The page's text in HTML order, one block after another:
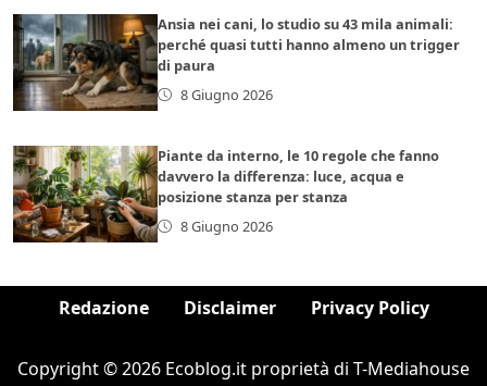
Ansia nei cani, lo studio su 43 mila animali:
perché quasi tutti hanno almeno un trigger
di paura
8 Giugno 2026
Piante da interno, le 10 regole che fanno
davvero la differenza: luce, acqua e
posizione stanza per stanza
8 Giugno 2026
Redazione Disclaimer Privacy Policy
Copyright © 2026 Ecoblog.it proprietà di T-Mediahouse